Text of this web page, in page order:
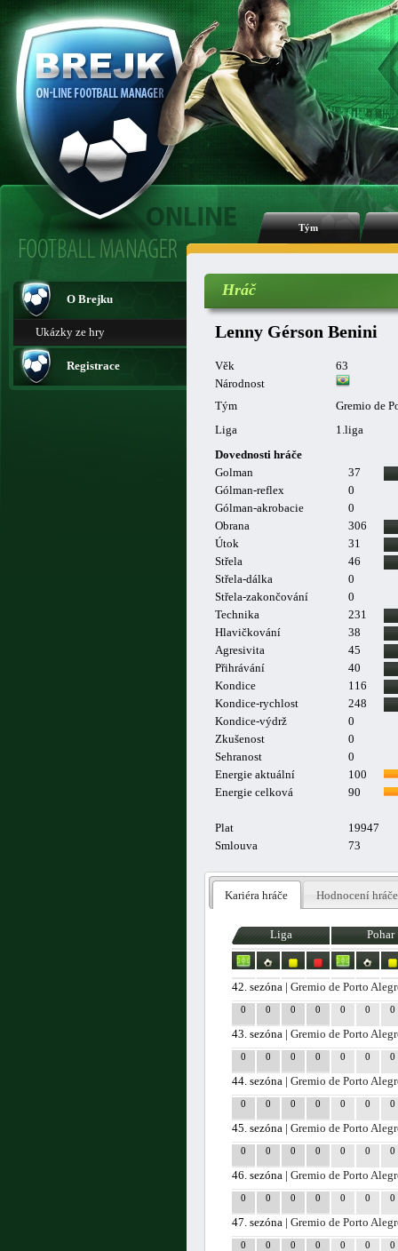
Tým
O Brejku
Ukázky ze hry
Registrace
Hráč
Lenny Gérson Benini
Věk
63
Národnost
Tým
Gremio de
Liga
1.liga
Dovednosti hráče
Golman
37
Gólman-reflex
0
Gólman-akrobacie
0
Obrana
306
Útok
31
Střela
46
Střela-dálka
0
Střela-zakončování
0
Technika
231
Hlavičkování
38
Agresivita
45
Přihrávání
40
Kondice
116
Kondice-rychlost
248
Kondice-výdrž
0
Zkušenost
0
Sehranost
0
Energie aktuální
100
Energie celková
90
Plat
19947
Smlouva
73
Kariéra hráče Hodnocení hráče
Liga Pohar
42. sezóna |Gremio de Porto
0 0 0 0 0 0 0
43. sezóna |Gremio de Porto
0 0 0 0 0 0 0
44. sezóna |Gremio de Porto
0 0 0 0 0 0 0
45. sezóna |Gremio de Porto
0 0 0 0 0 0 0
46. sezóna |Gremio de Porto
0 0 0 0 0 0 0
47. sezóna |Gremio de Porto
0 0 0 0 0 0 0